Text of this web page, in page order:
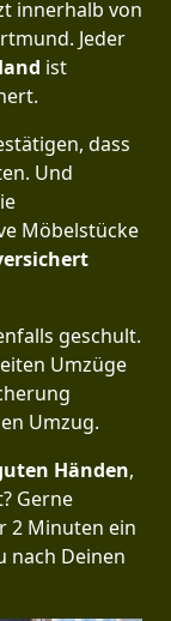
innerhalb von
Jeder
ist
dass
Und
Möbelstücke
geschult.
Umzüge
Umzug.
Händen,
Gerne
2 Minuten ein
nach Deinen